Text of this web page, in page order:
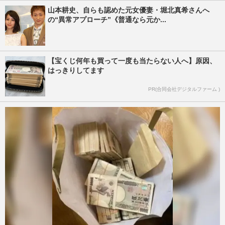
山本耕史、自らも認めた元女優妻・堀北真希さんへ
の“異常アプローチ”《普通なら元か...
【宝くじ何年も買って一度も当たらない人へ】原因、
はっきりしてます
PR(合同会社デジタルファーム )